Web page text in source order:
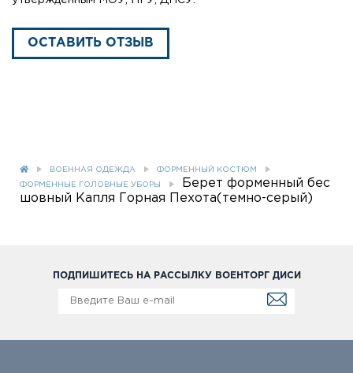
ОСТАВИТЬ ОТЗЫВ
ВОЕННАЯ ОДЕЖДА ФОРМЕННЫЙ КОСТЮМ
ФОРМЕННЫЕ ГОЛОВНЫЕ УБОРЫ
Берет форменный бес
шовный Капля Горная Пехота(темно-серый)
ПОДПИШИТЕСЬ НА РАССЫЛКУ ВОЕНТОРГ ДИСИ